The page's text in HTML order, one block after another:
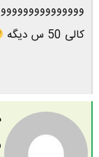
کالی 50 س دیگه